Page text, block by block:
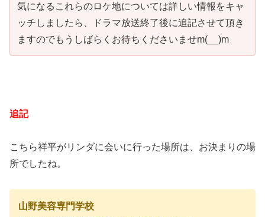
気になるこれらのロケ地については詳しい情報をキャ
ッチしましたら、ドラマ放送終了後に追記させて頂き
ますのでもうしばらくお待ちくださいませm(__)m
追記
こちら祥平がリンダに会いに行った場所は、お決まりの場
所でしたね。
山野美容専門学校